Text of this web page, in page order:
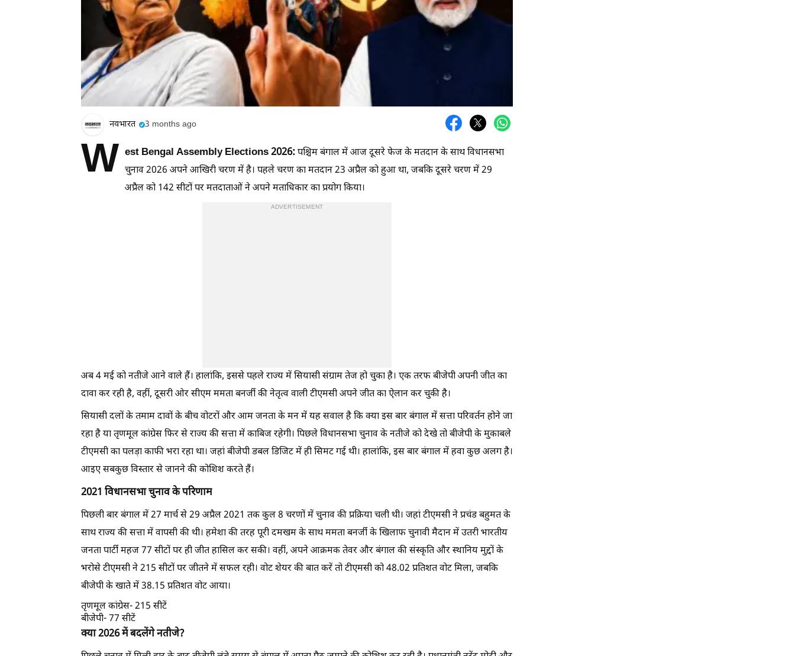
नवभारत 3 months ago
W est Bengal Assembly Elections 2026:पश्चिम बंगाल में आज दूसरे फेज के मतदान के साथ विधानसभा
चुनाव 2026 अपने आखिरी चरण में है। पहले चरण का मतदान 23 अप्रैल को हुआ था, जबकि दूसरे चरण में 29
अप्रैल को 142 सीटों पर मतदाताओं ने अपने मताधिकार का प्रयोग किया।
ADVERTISEMENT
अब 4 मई को नतीजे आने वाले हैं। हालांकि, इससे पहले राज्य में सियासी संग्राम तेज हो चुका है। एक तरफ बीजेपी अपनी जीत का
दावा कर रही है, वहीं, दूसरी ओर सीएम ममता बनर्जी की नेतृत्व वाली टीएमसी अपने जीत का ऐलान कर चुकी है।
सियासी दलों के तमाम दावों के बीच वोटरों और आम जनता के मन में यह सवाल है कि क्या इस बार बंगाल में सत्ता परिवर्तन होने जा
रहा है या तृणमूल कांग्रेस फिर से राज्य की सत्ता में काबिज रहेगी। पिछले विधानसभा चुनाव के नतीजे को देखे तो बीजेपी के मुकाबले
टीएमसी का पलड़ा काफी भरा रहा था। जहां बीजेपी डबल डिजिट में ही सिमट गई थी। हालांकि, इस बार बंगाल में हवा कुछ अलग है।
आइए सबकुछ विस्तार से जानने की कोशिश करते हैं।
2021 विधानसभा चुनाव के परिणाम
पिछली बार बंगाल में 27 मार्च से 29 अप्रैल 2021 तक कुल 8 चरणों में चुनाव की प्रक्रिया चली थी। जहां टीएमसी ने प्रचंड बहुमत के
साथ राज्य की सत्ता में वापसी की थी। हमेशा की तरह पूरी दमखम के साथ ममता बनर्जी के खिलाफ चुनावी मैदान में उतरी भारतीय
जनता पार्टी महज 77 सीटों पर ही जीत हासिल कर सकी। वहीं, अपने आक्रमक तेवर और बंगाल की संस्कृति और स्थानिय मुद्दों के
भरोसे टीएमसी ने 215 सीटों पर जीतने में सफल रही। वोट शेयर की बात करें तो टीएमसी को 48.02 प्रतिशत वोट मिला, जबकि
बीजेपी के खाते में 38.15 प्रतिशत वोट आया।
तृणमूल कांग्रेस- 215 सीटें
बीजेपी- 77 सीटें
क्या 2026 में बदलेंगे नतीजे?